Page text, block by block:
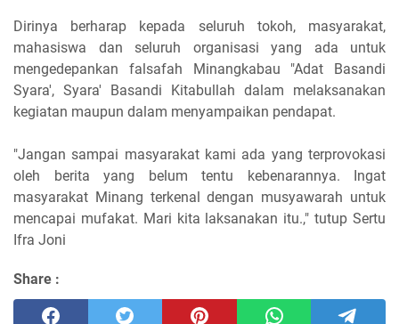
Dirinya berharap kepada seluruh tokoh, masyarakat,
mahasiswa dan seluruh organisasi yang ada untuk
mengedepankan falsafah Minangkabau "Adat Basandi
Syara', Syara' Basandi Kitabullah dalam melaksanakan
kegiatan maupun dalam menyampaikan pendapat.
"Jangan sampai masyarakat kami ada yang terprovokasi
oleh berita yang belum tentu kebenarannya. Ingat
masyarakat Minang terkenal dengan musyawarah untuk
mencapai mufakat. Mari kita laksanakan itu.," tutup Sertu
Ifra Joni
Share :